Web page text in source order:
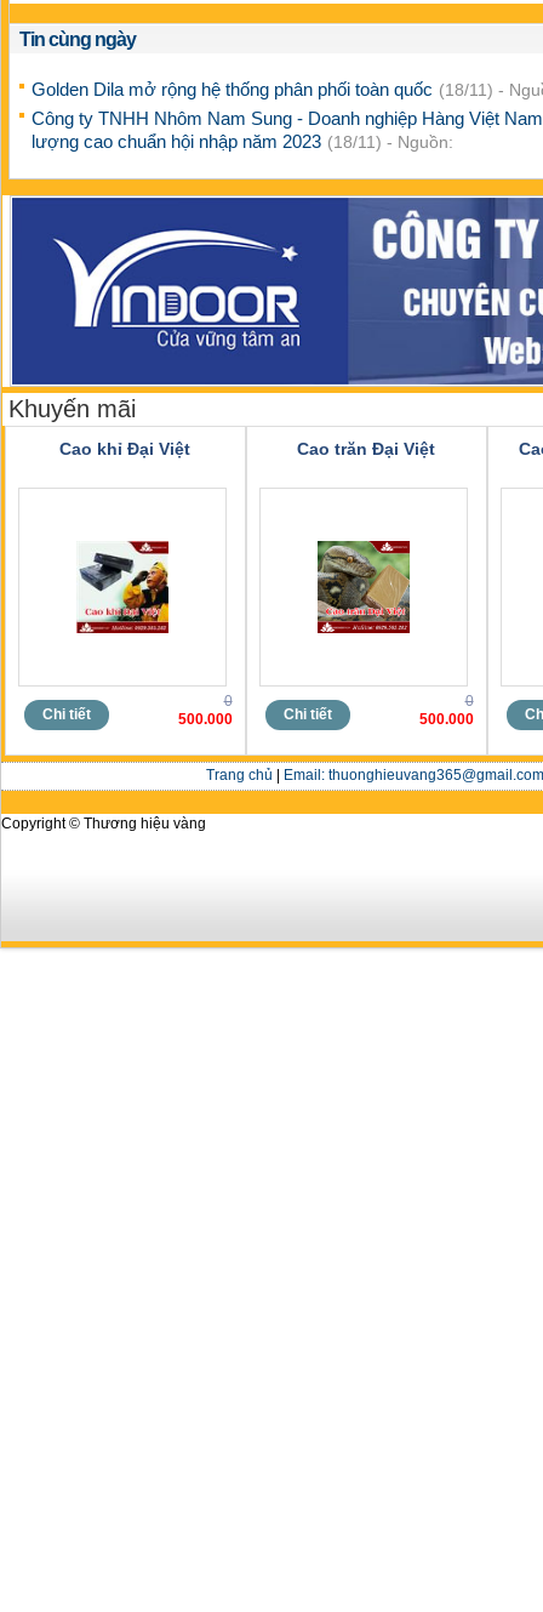
Tin cùng ngày
Golden Dila mở rộng hệ thống phân phối toàn quốc (18/11) -
Công ty TNHH Nhôm Nam Sung - Doanh nghiệp Hàng Việt
lượng cao chuẩn hội nhập năm 2023 (18/11) - Nguồn:
Khuyến mãi
Cao khỉ Đại Việt
Chi tiết
0
500.000
Cao trăn Đại Việt
Chi tiết
0
500.000
Trang chủ Email:
Copyright © Thương hiệu vàng